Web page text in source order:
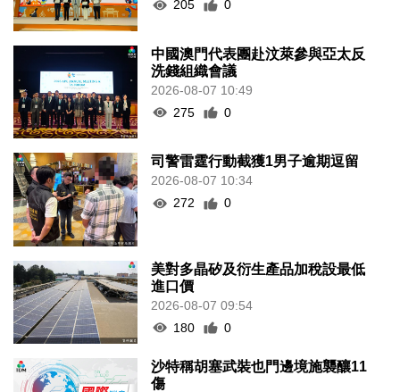
205
0
中國澳門代表團赴汶萊參與亞太反
洗錢組織會議
2026-08-07 10:49
275
0
司警雷霆行動截獲1男子逾期逗留
2026-08-07 10:34
272
0
美對多晶矽及衍生產品加稅設最低
進口價
2026-08-07 09:54
180
0
沙特稱胡塞武裝也門邊境施襲釀11
傷